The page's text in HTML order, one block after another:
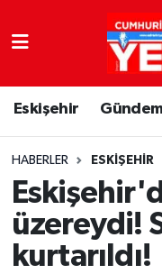
Eskişehir
HABERLER ESKIŞEHIR
üzereydi!
kurtarıldı!
Nöbetçi
Hava Durumu
Trafik Durumu
Süper Lig Puan
Tüm Manşetler